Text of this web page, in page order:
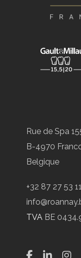
Rue de Spa
B-4970
Belgique
+32 87 27 53 11
TVA BE